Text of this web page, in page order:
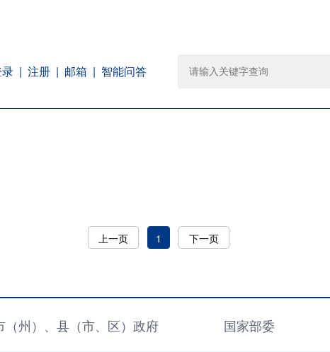
注册 邮箱 智能问答
上一页 1 下一页
（州）、县（市、区）政府 国家部委